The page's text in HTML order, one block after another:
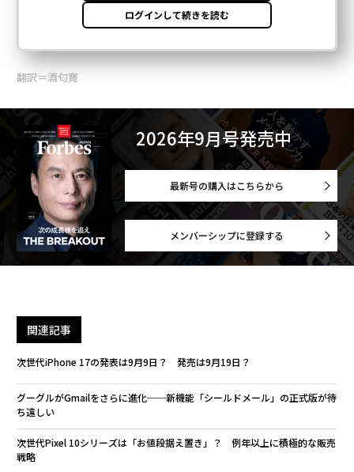
翻訳＝酒匂寛
2026年9月号発売中
最新号の購入はこちらから
メンバーシップに登録する
関連記事
次世代iPhone 17の発表は9月9日？ 発売は9月19日？
グーグルがGmailをさらに進化──新機能「シールドメール」の正式版が待
ち遠しい
次世代Pixel 10シリーズは「お値段据え置き」？ 例年以上に積極的な販売
戦略